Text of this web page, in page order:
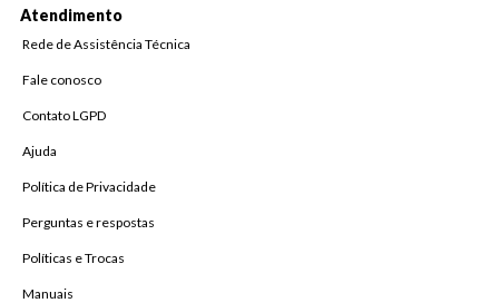
Atendimento
Rede de Assistência Técnica
Fale conosco
Contato LGPD
Ajuda
Política de Privacidade
Perguntas e respostas
Políticas e Trocas
Manuais